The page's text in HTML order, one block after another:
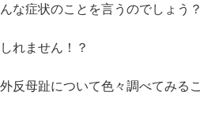
な症状のことを言うのでしょう？
れません！？
反母趾について色々調べてみるこ